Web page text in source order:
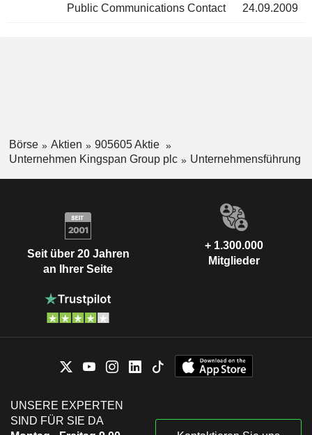
Public Communications Contact
24.09.2009
Börse Aktien
905605 Aktie
Unternehmen Kingspan Group plc
Unternehmensführung
Seit über 20 Jahren
an Ihrer Seite
+ 1.300.000
Mitglieder
UNSERE EXPERTEN
SIND FÜR SIE DA